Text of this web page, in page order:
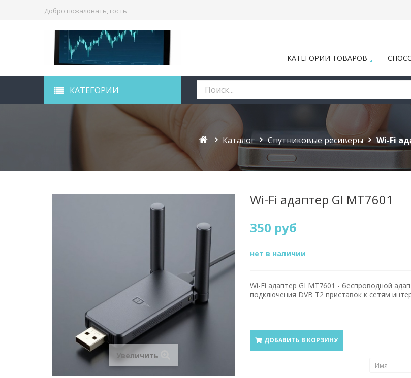
Добро пожаловать, гость
КАТЕГОРИИ ТОВАРОВ
КАТЕГОРИИ
Каталог Спутниковые ресиверы Wi-Fi
Увеличить
Wi-Fi адаптер GI MT7601
350 руб
нет в наличии
Wi-Fi адаптер GI MT7601 - беспроводной
подключения DVB T2 приставок к сетям
ДОБАВИТЬ В КОРЗИНУ